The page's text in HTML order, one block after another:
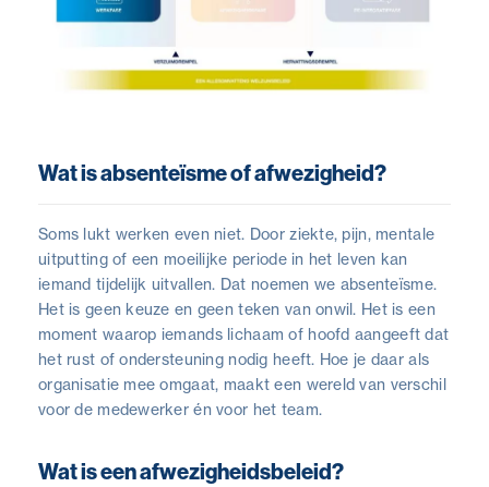
Wat is absenteïsme of afwezigheid?
Soms lukt werken even niet. Door ziekte, pijn, mentale
uitputting of een moeilijke periode in het leven kan
iemand tijdelijk uitvallen. Dat noemen we absenteïsme.
Het is geen keuze en geen teken van onwil. Het is een
moment waarop iemands lichaam of hoofd aangeeft dat
het rust of ondersteuning nodig heeft. Hoe je daar als
organisatie mee omgaat, maakt een wereld van verschil
voor de medewerker én voor het team.
Wat is een afwezigheidsbeleid?